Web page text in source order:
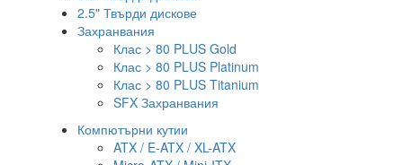
2.5" Твърди дискове
Захранвания
Клас > 80 PLUS Gold
Клас > 80 PLUS Platinum
Клас > 80 PLUS Titanium
SFX Захранвания
Компютърни кутии
ATX / E-ATX / XL-ATX